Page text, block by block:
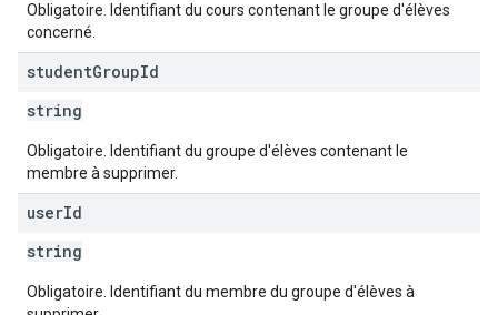
Obligatoire. Identifiant du cours contenant le groupe d'élèves
concerné.
studentGroupId
string
Obligatoire. Identifiant du groupe d'élèves contenant le
membre à supprimer.
userId
string
Obligatoire. Identifiant du membre du groupe d'élèves à